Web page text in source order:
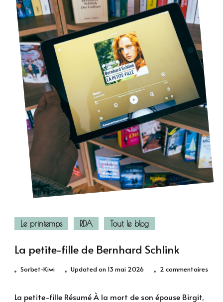
Le printemps RDA Tout le blog
La petite-fille de Bernhard Schlink
Sorbet-Kiwi Updated on 13 mai 2026 2 commentairessur
La petite-fille Résumé À la mort de son épouse Birgit,